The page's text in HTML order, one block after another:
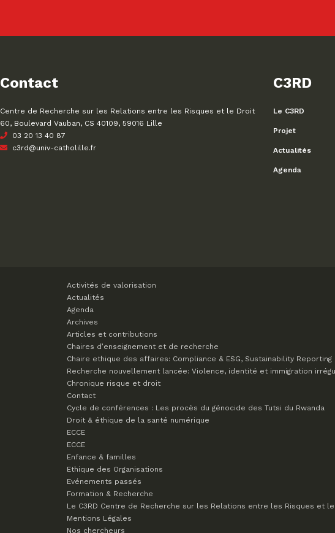
Contact
Centre de Recherche sur les Relations entre les Risques et le Droit
60, Boulevard Vauban, CS 40109, 59016 Lille
03 20 13 40 87
c3rd@univ-catholille.fr
C3RD
Le C3RD
Projet
Actualités
Agenda
Activités de valorisation
Actualités
Agenda
Archives
Articles et contributions
Chaires d’enseignement et de recherche
Chaire ethique des affaires: Compliance & ESG, Sustainability Reporting
Recherche nouvellement lancée: Violence, identité et immigration
Chronique risque et droit
Contact
Cycle de conférences : Les procès du génocide des Tutsi du Rwanda
Droit & éthique de la santé numérique
ECCE
ECCE
Enfance & familles
Ethique des Organisations
Evénements passés
Formation & Recherche
Le C3RD Centre de Recherche sur les Relations entre les Risques et
Mentions Légales
Nos chercheurs